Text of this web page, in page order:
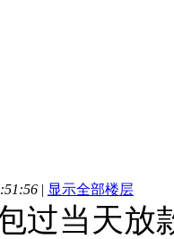
| 显示全部楼层
过当天放